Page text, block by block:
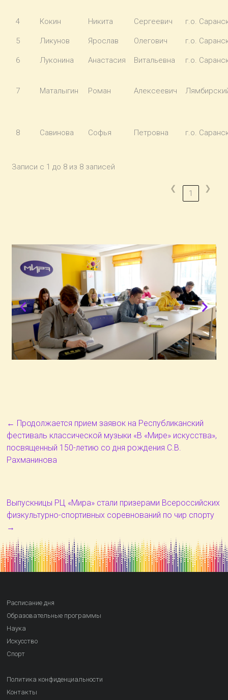
4 Кокин Никита Сергеевич г.о.
5 Ликунов Ярослав Олегович г.о.
6 Луконина Анастасия Витальевна г.о.
7 Маталыгин Роман Алексеевич
8 Савинова Софья Петровна г.о.
Записи с 1 до 8 из 8 записей
❮
1
❯
← Продолжается прием заявок на Республиканский
фестиваль классической музыки «В «Мире» искусства»,
посвященный 150-летию со дня рождения С.В.
Рахманинова
Выпускницы РЦ «Мира» стали призерами Всероссийских
физкультурно-спортивных соревнований по чир спорту
→
Расписание дня
Образовательные программы
Наука
Искусство
Спорт
Политика конфиденциальности
Контакты